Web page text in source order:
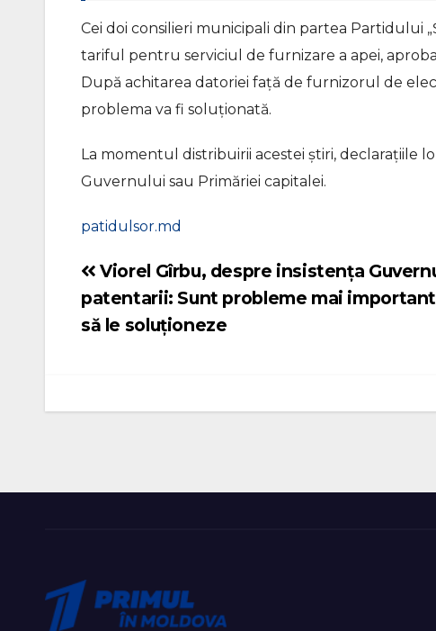
Cei doi consilieri municipali din partea Partidului
tariful pentru serviciul de furnizare a apei,
După achitarea datoriei față de furnizorul de
problema va fi soluționată.
La momentul distribuirii acestei știri, declarațiile
Guvernului sau Primăriei capitalei.
patidulsor.md
Navigare
în
Viorel Gîrbu, despre insistența
patentarii: Sunt probleme mai
să le soluționeze